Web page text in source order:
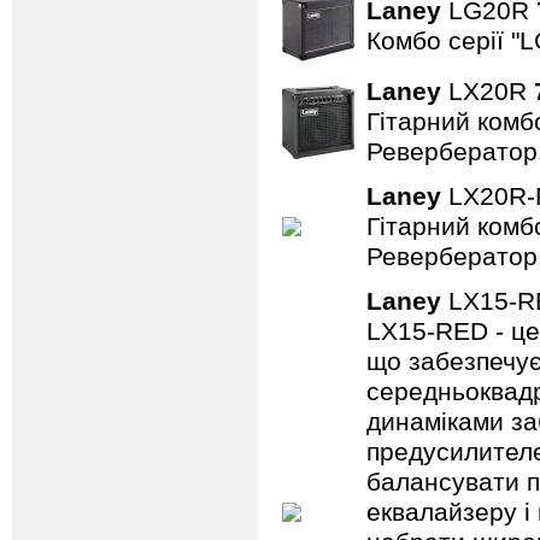
Laney LG20R
Комбо серії
Laney LX20R
Гітарний
Laney
Гітарний
Laney LX15-
LX15-RED -
що
динаміками
балансувати
еквалайзеру